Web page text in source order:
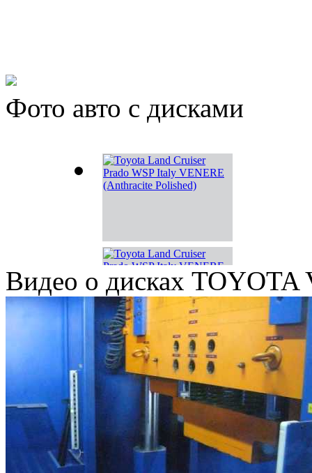
Фото авто с дисками
Видео о дисках TOYOTA